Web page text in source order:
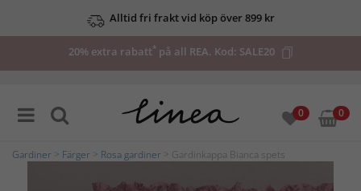
Alltid fri frakt vid köp över 899 kr
20% extra rabatt*på all REA. Kod: SALE20
0 0
Gardiner Färger Rosa gardiner > Gardinkappa Bianca spets